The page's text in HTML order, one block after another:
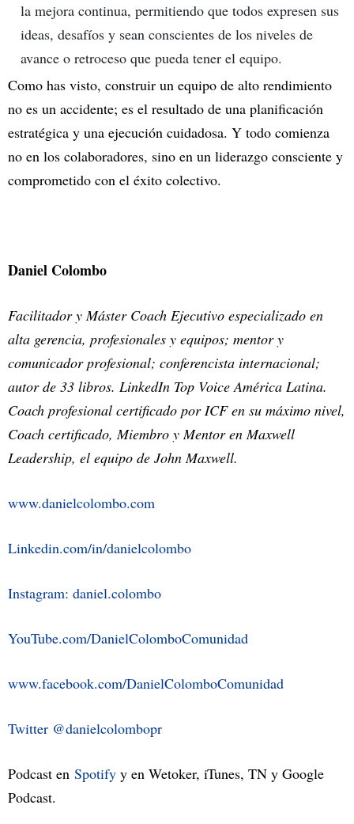
la mejora continua, permitiendo que todos expresen sus
ideas, desafíos y sean conscientes de los niveles de
avance o retroceso que pueda tener el equipo.
Como has visto, construir un equipo de alto rendimiento
no es un accidente; es el resultado de una planificación
estratégica y una ejecución cuidadosa. Y todo comienza
no en los colaboradores, sino en un liderazgo consciente y
comprometido con el éxito colectivo.
Daniel Colombo
Facilitador y Máster Coach Ejecutivo especializado en
alta gerencia, profesionales y equipos; mentor y
comunicador profesional; conferencista internacional;
autor de 33 libros. LinkedIn Top Voice América Latina.
Coach profesional certificado por ICF en su máximo nivel,
Coach certificado, Miembro y Mentor en Maxwell
Leadership, el equipo de John Maxwell.
www.danielcolombo.com
Linkedin.com/in/danielcolombo
Instagram: daniel.colombo
YouTube.com/DanielColomboComunidad
www.facebook.com/DanielColomboComunidad
Twitter @danielcolombopr
Podcast en Spotify y en Wetoker, iTunes, TN y Google
Podcast.